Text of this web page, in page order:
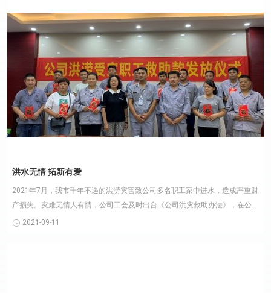
洪水无情 拓新有爱
2021年7月，我市千年不遇的洪涝灾害致公司多名职工家中进水，造成严重财
产损失。灾难无情人有情，公司工会及时出台《公司洪灾救助办法》，在公司
领导和公司党委的大力......
2021-09-11